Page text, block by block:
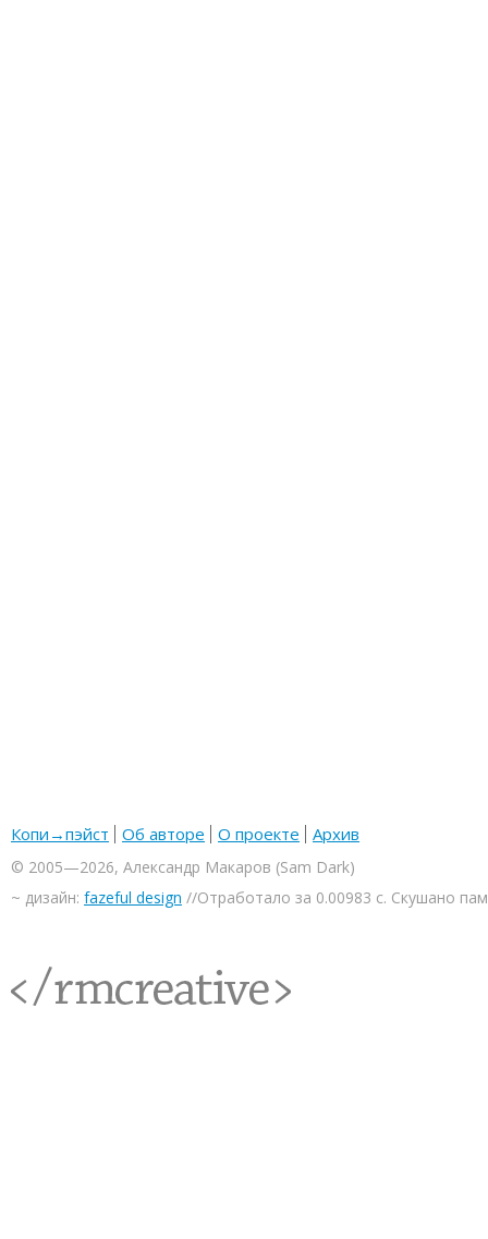
Копи→пэйст Об авторе О проекте Архив
© 2005—2026, Александр Макаров (Sam Dark)
~ дизайн: fazeful design //Отработало за 0.00983 с. Скушано
<rmcreative/>